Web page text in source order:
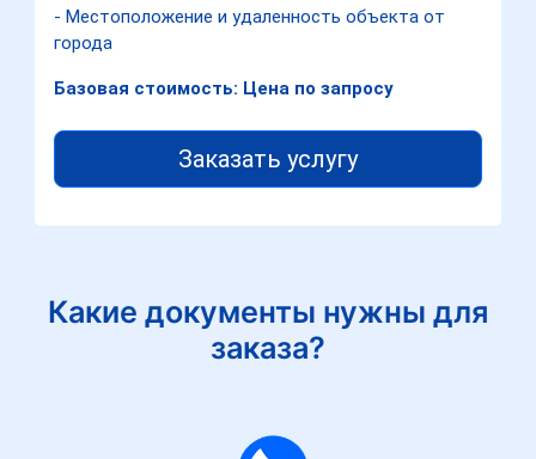
- Местоположение и удаленность объекта от
города
Базовая стоимость: Цена по запросу
Заказать услугу
Какие документы нужны для
заказа?